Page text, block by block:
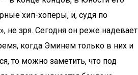
хип-хоперы, и, судя по
не зря. Сегодня он реже надевает
когда Эминем только в них и
то можно заметить, что под